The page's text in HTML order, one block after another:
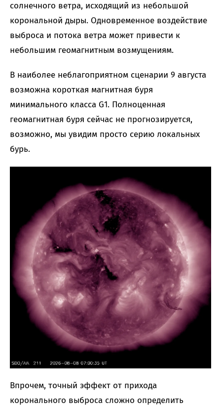
солнечного ветра, исходящий из небольшой
корональной дыры. Одновременное воздействие
выброса и потока ветра может привести к
небольшим геомагнитным возмущениям.
В наиболее неблагоприятном сценарии 9 августа
возможна короткая магнитная буря
минимального класса G1. Полноценная
геомагнитная буря сейчас не прогнозируется,
возможно, мы увидим просто серию локальных
бурь.
Впрочем, точный эффект от прихода
коронального выброса сложно определить